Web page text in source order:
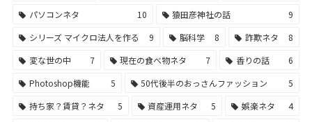
パソコンネタ
10 猿田彦神社の話
9
シリーズ マイクロ法人を作る
9 脳科学 8 詐欺ネタ
8
変な世の中
7 現在の食べ物ネタ 7 香りの話
6
Photoshop機能
5 50代後半のおっさんファッション
5
持ち家？賃貸？ネタ
5 資産運用ネタ 5 娯楽ネタ
4